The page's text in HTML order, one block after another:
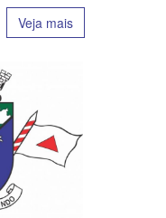
Veja mais